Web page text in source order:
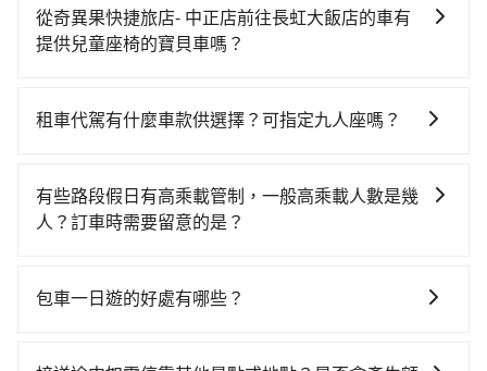
16分鐘、車費200元後，抵達長虹大飯店 (台北市萬華區)
的目的地。全程加上轉車時間共2小時13分鐘，假設3位
喊價或恣意繞路。但如果全程使用tripool並到府專車接
資，而且更會額外浪費12分鐘在轉乘與等車上，現在還
不馬上來預約tripool！如果你僅有兩位乘車，也可參考
eTag（每公里約1元）、路邊停車（每小時約40元）、
保險費、罰單另計。如果每日行駛里程超過200~400公
以要不當天就需往返奇異果快捷旅店- 中正店與長虹大飯
的單程專車接送才是前往最便宜方便的選擇。
灣大車隊、Uber、Line Taxi、Yoxi等，如果在路邊攔不
到車，也可考慮打電話至附近的計程車隊，如干城衛星
tripool可省高達$2,400。台中市有些計程車司機不按錶
上，tripool都是你從奇異果快捷旅店- 中正店到長虹大
飯店的最佳選擇。
從奇異果快捷旅店- 中正店前往長虹大飯店的車有
提供兒童座椅的寶貝車嗎？
繫好安全帶，如四歲以下或身高不足的幼童無法正常綁
選租用適合1~4歲的兒童汽車座椅或4歲以上的增高墊，
如有新生兒需要0~1歲的嬰兒後向汽座，可先向客服人員
租車代駕有什麼車款供選擇？可指定九人座嗎？
型車為主，車款品牌以豐田Toyota、福特Ford、福斯
VW為主，其中也有少量進口車像凌志Lexus、特斯拉
特殊需求或人數較多，需要大T保母車、20人座中巴、
有些路段假日有高乘載管制，一般高乘載人數是幾
人？訂車時需要留意的是？
道路安全，政府會實施高乘載管制，限制只有符合以下
包車一日遊的好處有哪些？